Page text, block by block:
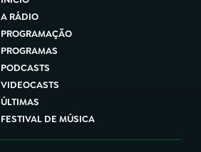
A RÁDIO
PROGRAMAÇÃO
PROGRAMAS
PODCASTS
VIDEOCASTS
ÚLTIMAS
FESTIVAL DE MÚSICA